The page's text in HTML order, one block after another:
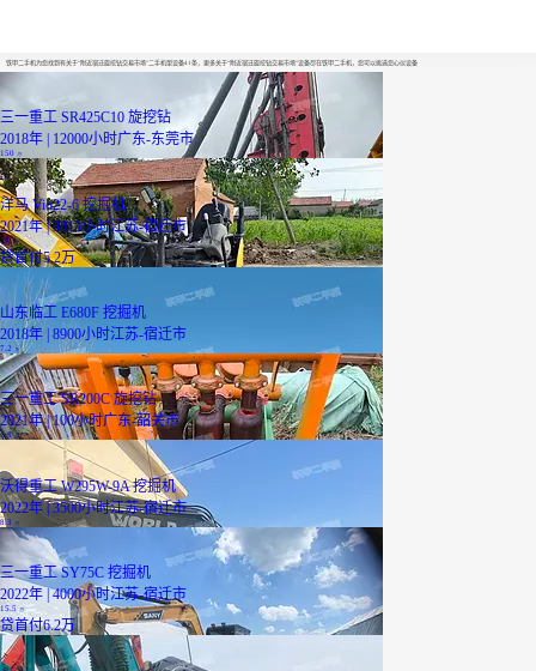
铁甲二手机为您找到有关于“附近宿迁旋挖钻交易市场”二手机型设备41条，更多关于“附近宿迁旋挖钻交易市场”设备尽在铁甲二手机，您可以挑选您心仪设备
三一重工 SR425C10 旋挖钻
2018年 | 12000小时广东-东莞市
150 万
洋马 Vio22-6 挖掘机
2021年 | 3815小时江苏-宿迁市
13万
贷首付5.2万
山东临工 E680F 挖掘机
2018年 | 8900小时江苏-宿迁市
7.2 万
三一重工 SR200C 旋挖钻
2021年 | 100小时广东-韶关市
1.5万
沃得重工 W295W-9A 挖掘机
2022年 | 3500小时江苏-宿迁市
8.3 万
三一重工 SY75C 挖掘机
2022年 | 4000小时江苏-宿迁市
15.5 万
贷首付6.2万